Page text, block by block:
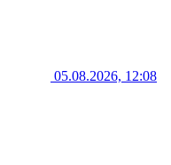
05.08.2026, 12:08